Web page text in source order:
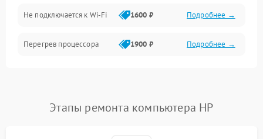
Не подключается к Wi-Fi 1600 ₽ Подробнее →
Перегрев процессора 1900 ₽ Подробнее →
Проблемы с
подключением внешних
1400 ₽ Подробнее →
Этапы ремонта компьютера HP